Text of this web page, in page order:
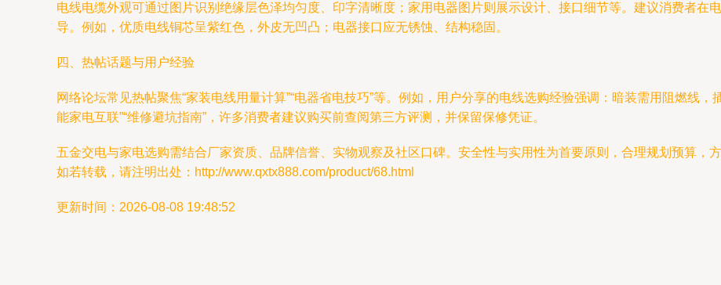
电线电缆外观可通过图片识别绝缘层色泽均匀度、印字清晰度；家用电器图片则展示设计、接口细节等。建议消费者在
导。例如，优质电线铜芯呈紫红色，外皮无凹凸；电器接口应无锈蚀、结构稳固。
四、热帖话题与用户经验
网络论坛常见热帖聚焦“家装电线用量计算”“电器省电技巧”等。例如，用户分享的电线选购经验强调：暗装需用阻燃线
能家电互联”“维修避坑指南”，许多消费者建议购买前查阅第三方评测，并保留保修凭证。
五金交电与家电选购需结合厂家资质、品牌信誉、实物观察及社区口碑。安全性与实用性为首要原则，合理规划预算，
如若转载，请注明出处：http://www.qxtx888.com/product/68.html
更新时间：2026-08-08 19:48:52